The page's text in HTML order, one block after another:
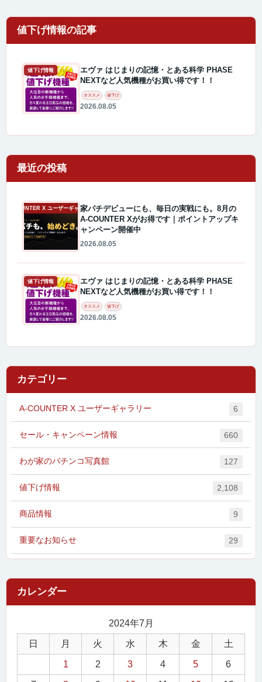
値下げ情報
エヴァ はじまりの記憶・とある科学 PHASE
NEXTなど人気機種がお買い得です！！
オススメ 値下げ
2026.08.05
最近の投稿
A-COUNTER X ユーザーギャラリー家パチデビューにも、毎日の実戦にも。8月の
A-COUNTER Xがお得です｜ポイントアップキ
ャンペーン開催中
2026.08.05
値下げ情報
エヴァ はじまりの記憶・とある科学 PHASE
NEXTなど人気機種がお買い得です！！
オススメ 値下げ
2026.08.05
カテゴリー
A-COUNTER X ユーザーギャラリー 6
セール・キャンペーン情報 660
わが家のパチンコ写真館 127
値下げ情報 2,108
商品情報 9
重要なお知らせ 29
2024年7月
日 月 火 水 木 金 土
1 2 3 4 5 6